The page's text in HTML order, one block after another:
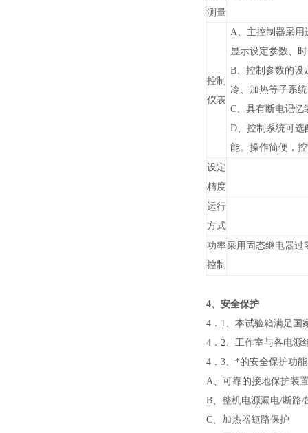
测量
控制
仪表
A、 主控制器采用
显示设定参数、
B、 控制参数的设
冷、加热等子系
C、具有断电记忆
D、 控制系统可选
能。操作简便，
设定
精度
运行
方式
功率
控制
采用固态继电器过
4、安全保护
4．1、本试验箱满足国
4．2、工作室与各电源
4．3、*的安全保护功
A、 可靠的接地保护装
B、 整机电源漏电/断路/
C、 加热器短路保护